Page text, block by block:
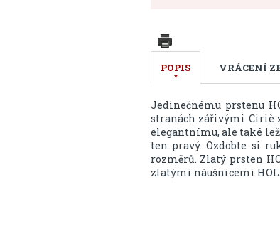
POPIS VRÁCENÍ
Jedinečnému prstenu
stranách zářivými Ciriè
elegantnímu, ale také
ten pravý. Ozdobte si
rozměrů. Zlatý prsten
zlatými náušnicemi